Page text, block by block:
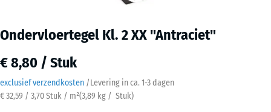
Ondervloertegel Kl. 2 XX "Antraciet"
€ 8,80 / Stuk
exclusief verzendkosten /Levering in ca. 1-3 dagen
€ 32,59 / 3,70 Stuk / m²(3,89 kg / Stuk)